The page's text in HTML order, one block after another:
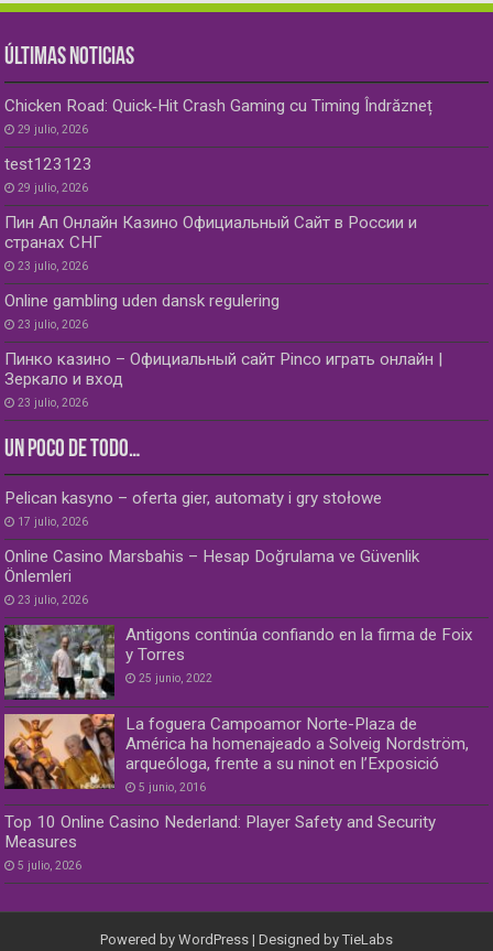
ÚLTIMAS NOTICIAS
Chicken Road: Quick‑Hit Crash Gaming cu Timing Îndrăzneț
29 julio, 2026
test123123
29 julio, 2026
Пин Ап Онлайн Казино Официальный Сайт в России и
странах СНГ
23 julio, 2026
Online gambling uden dansk regulering
23 julio, 2026
Пинко казино – Официальный сайт Pinco играть онлайн |
Зеркало и вход
23 julio, 2026
UN POCO DE TODO…
Pelican kasyno – oferta gier, automaty i gry stołowe
17 julio, 2026
Online Casino Marsbahis – Hesap Doğrulama ve Güvenlik
Önlemleri
23 julio, 2026
Antigons continúa confiando en la firma de Foix
y Torres
25 junio, 2022
La foguera Campoamor Norte-Plaza de
América ha homenajeado a Solveig Nordström,
arqueóloga, frente a su ninot en l’Exposició
5 junio, 2016
Top 10 Online Casino Nederland: Player Safety and Security
Measures
5 julio, 2026
Powered by WordPress | Designed by TieLabs